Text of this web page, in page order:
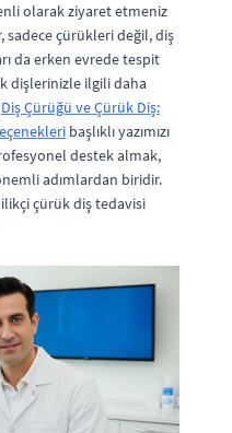
olarak ziyaret etmeniz
sadece çürükleri değil, diş
da erken evrede tespit
dişlerinizle ilgili daha
Diş Çürüğü ve Çürük Diş:
başlıklı yazımızı
destek almak,
adımlardan biridir.
çürük diş tedavisi